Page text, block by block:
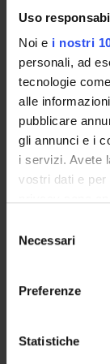
Uso
Noi e i nostri
personali, ad
tecnologie
alle
pubblicare
gli annunci e i
i servizi. Avete
vostri dati e
modificare o
momento
delNecessari
Preferenze
Statistiche
riportata nella
ALLEGATI
Tabella
(pdf, it, 263
Oliviero Olivieri
Medicina